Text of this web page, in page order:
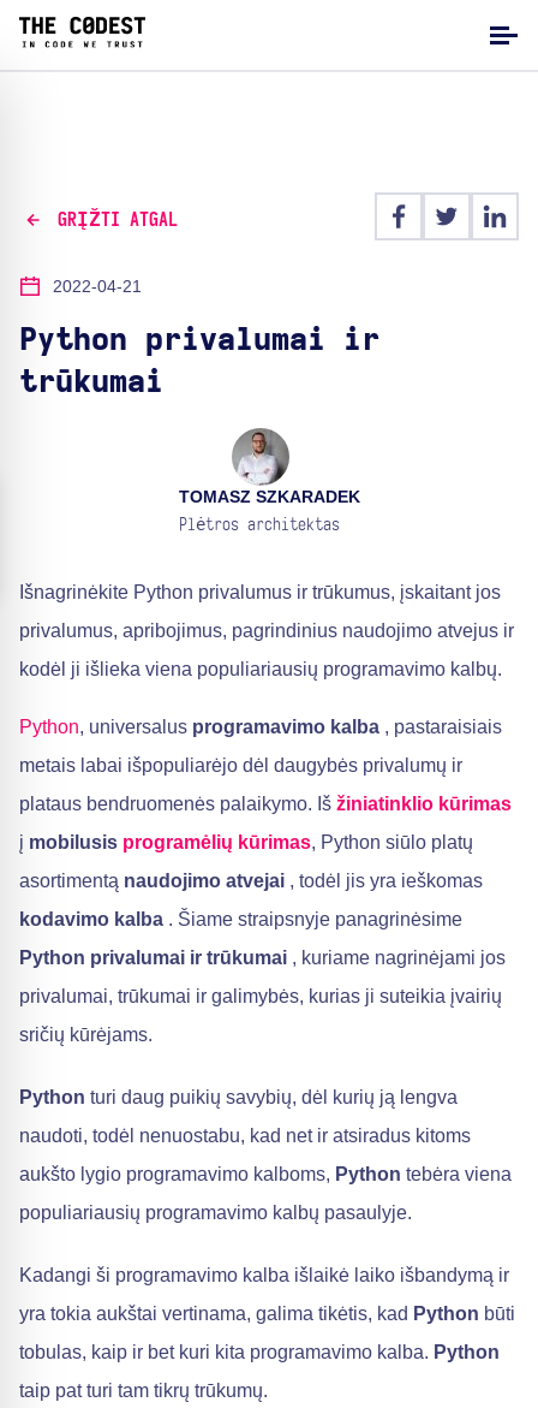
GRĮŽTI ATGAL
2022-04-21
Python privalumai ir
trūkumai
TOMASZ SZKARADEK
Plėtros architektas
Išnagrinėkite Python privalumus ir trūkumus, įskaitant jos
privalumus, apribojimus, pagrindinius naudojimo atvejus ir
kodėl ji išlieka viena populiariausių programavimo kalbų.
Python, universalus programavimo kalba , pastaraisiais
metais labai išpopuliarėjo dėl daugybės privalumų ir
plataus bendruomenės palaikymo. Iš žiniatinklio kūrimas
į mobilusis programėlių kūrimas, Python siūlo platų
asortimentą naudojimo atvejai , todėl jis yra ieškomas
kodavimo kalba . Šiame straipsnyje panagrinėsime
Python privalumai ir trūkumai , kuriame nagrinėjami jos
privalumai, trūkumai ir galimybės, kurias ji suteikia įvairių
sričių kūrėjams.
Python turi daug puikių savybių, dėl kurių ją lengva
naudoti, todėl nenuostabu, kad net ir atsiradus kitoms
aukšto lygio programavimo kalboms, Python tebėra viena
populiariausių programavimo kalbų pasaulyje.
Kadangi ši programavimo kalba išlaikė laiko išbandymą ir
yra tokia aukštai vertinama, galima tikėtis, kad Python būti
tobulas, kaip ir bet kuri kita programavimo kalba. Python
taip pat turi tam tikrų trūkumų.